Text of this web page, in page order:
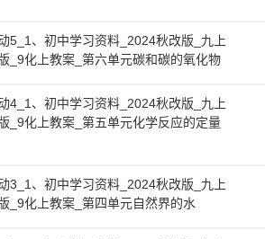
5_1、初中学习资料_2024秋改版_九上
_9化上教案_第六单元碳和碳的氧化物
4_1、初中学习资料_2024秋改版_九上
_9化上教案_第五单元化学反应的定量
3_1、初中学习资料_2024秋改版_九上
_9化上教案_第四单元自然界的水